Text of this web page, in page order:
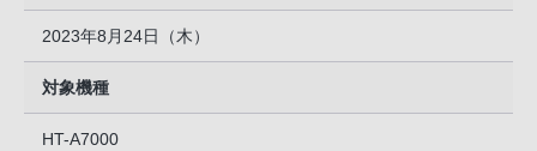
2023年8月24日（木）
対象機種
HT-A7000